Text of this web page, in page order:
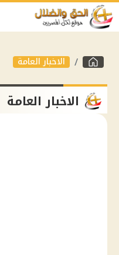
الاخبار العامة
الاخبار العامة